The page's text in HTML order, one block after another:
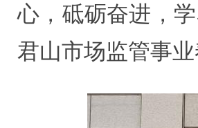
心，砥砺奋进，
君山市场监管事